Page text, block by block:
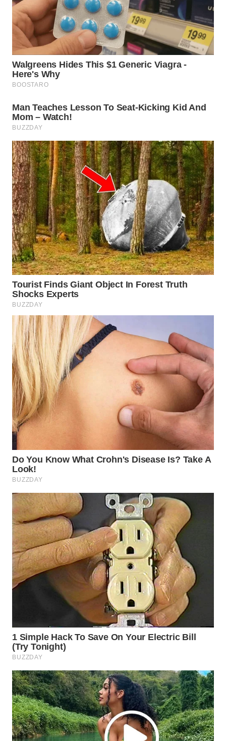
WN
PADANG
LAWAS
WN
SUMEDANG
CIANJUR
KEPULAUAN
SERIBU
WN
TANGERANG
WN
BINJAI
WN
CIREBON
WN
INDRAMAYU
WN
KUNINGAN
WN
MAJALENGKA
WN
SUBANG
SUKABUMI
WN
PURWAKARTA
WN
PRIANGAN
TIMUR
WN
SEMARANG
WN
BOROBUDUR
WN
MADURA
WN
SURABAYA